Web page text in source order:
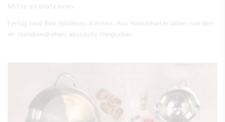
Mitte zu platzieren.
Fertig sind Ihre Walnuss-Kerzen. Aus Naturmaterialien werden
im Handumdrehen absolute Hingucker.